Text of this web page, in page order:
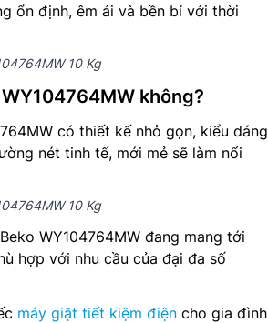
ổn định, êm ái và bền bỉ với thời
10 Kg
không?
có thiết kế nhỏ gọn, kiểu dáng
nét tinh tế, mới mẻ sẽ làm nổi
10 Kg
WY104764MW đang mang tới
hợp với nhu cầu của đại đa số
máy giặt tiết kiệm điện cho gia đình